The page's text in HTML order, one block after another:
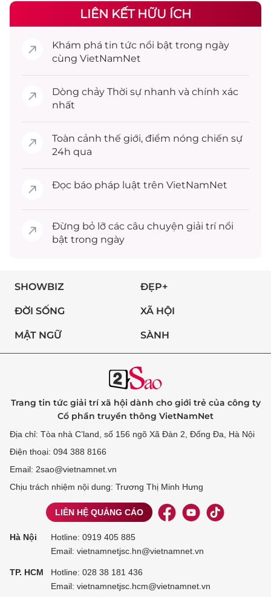
LIÊN KẾT HỮU ÍCH
Khám phá tin tức nổi bật trong ngày
cùng VietNamNet
Dòng chảy Thời sự nhanh và chính xác
nhất
Toàn cảnh thế giới, điểm nóng chiến sự
24h qua
Đọc báo pháp luật trên VietNamNet
Đừng bỏ lỡ các câu chuyện giải trínổi
bật trong ngày
SHOWBIZ ĐẸP+
ĐỜI SỐNG XÃ HỘI
MẬT NGỮ SÀNH
Trang tin tức giải trí xã hội dành cho giới trẻ của công ty
Cổ phần truyền thông VietNamNet
Địa chỉ: Tòa nhà C’land, số 156 ngõ Xã Đàn 2, Đống Đa, Hà Nội
Điện thoại: 094 388 8166
Email: 2sao@vietnamnet.vn
Chịu trách nhiệm nội dung: Trương Thị Minh Hưng
LIÊN HỆ QUẢNG CÁO
Hà Nội Hotline: 0919 405 885
Email: vietnamnetjsc.hn@vietnamnet.vn
TP. HCM Hotline: 028 38 181 436
Email: vietnamnetjsc.hcm@vietnamnet.vn